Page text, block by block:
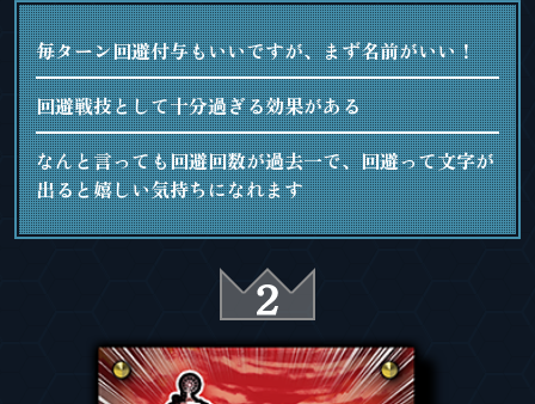
毎ターン回避付与もいいですが、まず名前がいい！
回避戦技として十分過ぎる効果がある
なんと言っても回避回数が過去一で、回避って文字が
出ると嬉しい気持ちになれます